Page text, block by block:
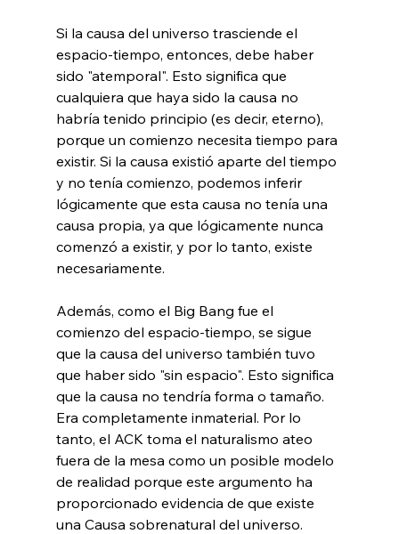
Si la causa del universo trasciende el
espacio-tiempo, entonces, debe haber
sido "atemporal". Esto significa que
cualquiera que haya sido la causa no
habría tenido principio (es decir, eterno),
porque un comienzo necesita tiempo para
existir. Si la causa existió aparte del tiempo
y no tenía comienzo, podemos inferir
lógicamente que esta causa no tenía una
causa propia, ya que lógicamente nunca
comenzó a existir, y por lo tanto, existe
necesariamente.
Además, como el Big Bang fue el
comienzo del espacio-tiempo, se sigue
que la causa del universo también tuvo
que haber sido "sin espacio". Esto significa
que la causa no tendría forma o tamaño.
Era completamente inmaterial. Por lo
tanto, el ACK toma el naturalismo ateo
fuera de la mesa como un posible modelo
de realidad porque este argumento ha
proporcionado evidencia de que existe
una Causa sobrenatural del universo.